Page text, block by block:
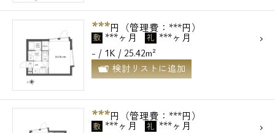
***円（管理費：***円）
敷 ***ヶ月 礼 ***ヶ月
- / 1K / 25.42m²
検討リストに追加
***円（管理費：***円）
敷 ***ヶ月 礼 ***ヶ月